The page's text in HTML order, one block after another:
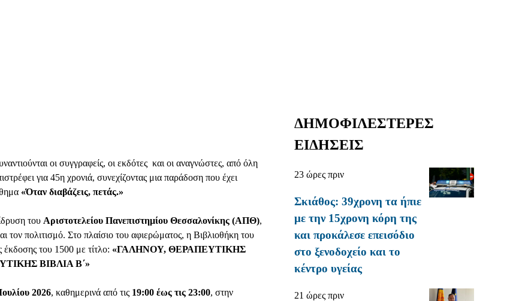
οι συγγραφείς, οι εκδότες και οι αναγνώστες, από όλη
για 45η χρονιά, συνεχίζοντας μια παράδοση που έχει
«Όταν διαβάζεις, πετάς.»
του Αριστοτελείου Πανεπιστημίου Θεσσαλονίκης (ΑΠΘ),
πολιτισμό. Στο πλαίσιο του αφιερώματος, η Βιβλιοθήκη του
του 1500 με τίτλο: «ΓΑΛΗΝΟΥ, ΘΕΡΑΠΕΥΤΙΚΗΣ
ΒΙΒΛΙΑ Β΄»
2026, καθημερινά από τις 19:00 έως τις 23:00, στην
ΔΗΜΟΦΙΛΕΣΤΕΡΕΣ
ΕΙΔΗΣΕΙΣ
23 ώρες πριν
Σκιάθος: 39χρονη τα ήπιε
με την 15χρονη κόρη της
και προκάλεσε επεισόδιο
στο ξενοδοχείο και το
κέντρο υγείας
21 ώρες πριν